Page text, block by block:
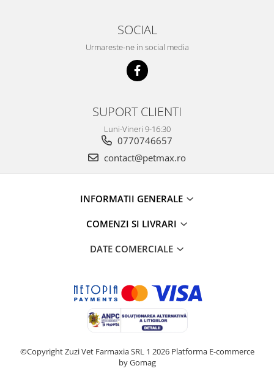
SOCIAL
Urmareste-ne in social media
SUPORT CLIENTI
Luni-Vineri 9-16:30
0770746657
contact@petmax.ro
INFORMATII GENERALE
COMENZI SI LIVRARI
DATE COMERCIALE
©Copyright Zuzi Vet Farmaxia SRL 1 2026 Platforma E-commerce
by Gomag